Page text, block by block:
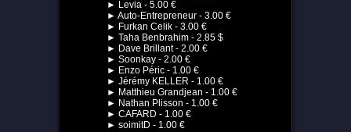
► Levia - 5.00 €
► Auto-Entrepreneur - 3.00 €
► Furkan Celik - 3.00 €
► Taha Benbrahim - 2.85 $
► Dave Brillant - 2.00 €
► Soonkay - 2.00 €
► Enzo Péric - 1.00 €
► Jérémy KELLER - 1.00 €
► Matthieu Grandjean - 1.00 €
► Nathan Plisson - 1.00 €
► CAFARD - 1.00 €
► soimitD - 1.00 €